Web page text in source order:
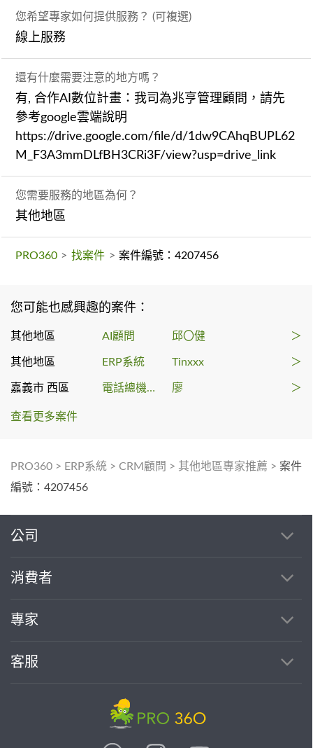
您希望專家如何提供服務？ (可複選)
線上服務
還有什麼需要注意的地方嗎？
有, 合作AI數位計畫：我司為兆亨管理顧問，請先
參考google雲端說明
https://drive.google.com/file/d/1dw9CAhqBUPL62
M_F3A3mmDLfBH3CRi3F/view?usp=drive_link
您需要服務的地區為何？
其他地區
PRO360 > 找案件 > 案件編號：4207456
您可能也感興趣的案件：
其他地區 AI顧問 邱〇健 ＞
其他地區 ERP系統 Tinxxx ＞
嘉義市 西區 電話總機系統 廖 ＞
查看更多案件
PRO360 > ERP系統 > CRM顧問 > 其他地區專家推薦 > 案件
編號：4207456
公司
消費者
專家
客服